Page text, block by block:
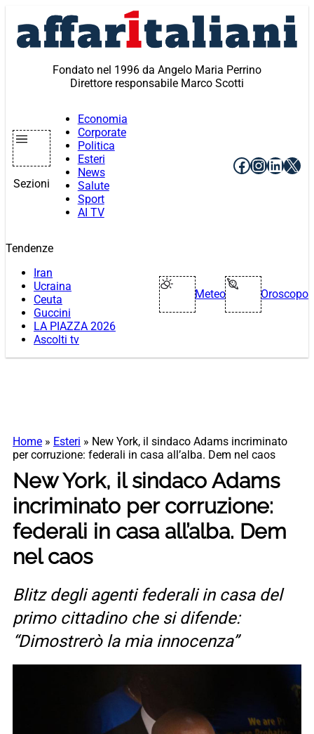
contenuto
Fondato nel 1996 da Angelo Maria Perrino
Direttore responsabile Marco Scotti
Sezioni
Economia
Corporate
Politica
Esteri
News
Salute
Sport
AI TV
Facebook
X
Tendenze
Iran
Ucraina
Ceuta
Guccini
LA PIAZZA 2026
Ascolti tv
Meteo Oroscopo
Home » Esteri » New York, il sindaco Adams incriminato
per corruzione: federali in casa all’alba. Dem nel caos
New York, il sindaco Adams
incriminato per corruzione:
federali in casa all’alba. Dem
nel caos
Blitz degli agenti federali in casa del
primo cittadino che si difende:
“Dimostrerò la mia innocenza”